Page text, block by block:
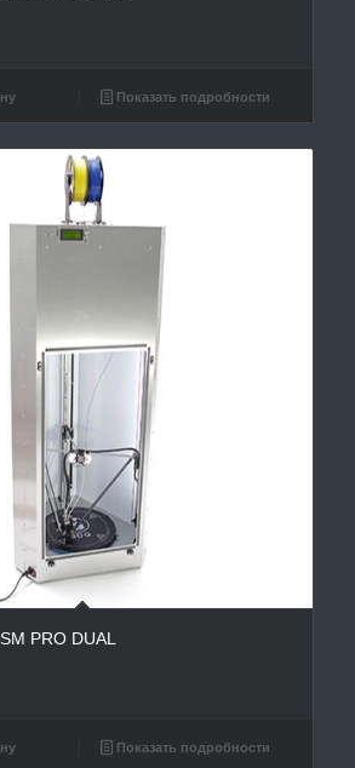
Показать подробности
PRO DUAL
Показать подробности